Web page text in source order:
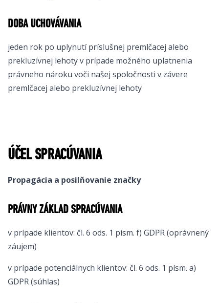
DOBA UCHOVÁVANIA
jeden rok po uplynutí príslušnej premlčacej alebo
prekluzívnej lehoty v prípade možného uplatnenia
právneho nároku voči našej spoločnosti v závere
premlčacej alebo prekluzívnej lehoty
ÚČEL SPRACÚVANIA
Propagácia a posilňovanie značky
PRÁVNY ZÁKLAD SPRACÚVANIA
v prípade klientov: čl. 6 ods. 1 písm. f) GDPR (oprávnený
záujem)
v prípade potenciálnych klientov: čl. 6 ods. 1 písm. a)
GDPR (súhlas)